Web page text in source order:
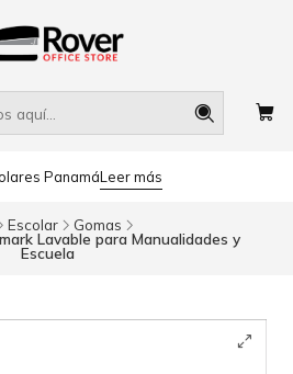
PanamáLeer más
Escolar Gomas
Lavable para Manualidades y
Escuela